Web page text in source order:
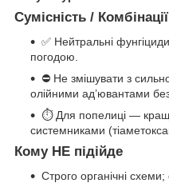
Сумісність / Комбінації
✅ Нейтральні
погодою.
⛔ Не змішувати з
олійними ад’ювантами без
⏱ Для попелиці —
системниками
Кому НЕ підійде
Строго органічні схеми;